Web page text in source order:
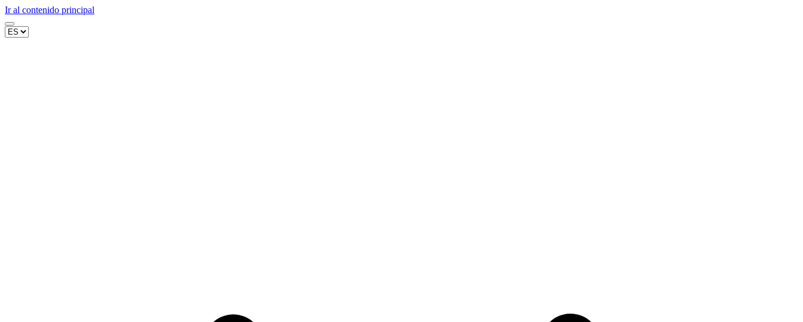
Ir al contenido principal